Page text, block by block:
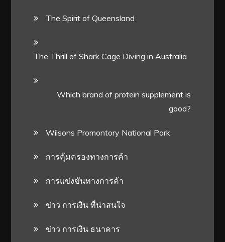
The Spirit of Queensland
The Thrill of Shark Cage Diving in Australia
Which brand of protein supplement is
good?
Wilsons Promontory National Park
การคุ้มครองทางการค้า
การแข่งขันทางการค้า
ข่าว การเงิน ที่น่าสนใจ
ข่าว การเงิน ธนาคาร